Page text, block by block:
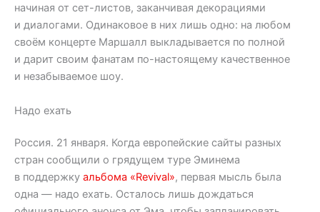
начиная от сет-листов, заканчивая декорациями
и диалогами. Одинаковое в них лишь одно: на любом
своём концерте Маршалл выкладывается по полной
и дарит своим фанатам по-настоящему качественное
и незабываемое шоу.
Надо ехать
Россия. 21 января. Когда европейские сайты разных
стран сообщили о грядущем туре Эминема
в поддержку альбома «Revival», первая мысль была
одна — надо ехать. Осталось лишь дождаться